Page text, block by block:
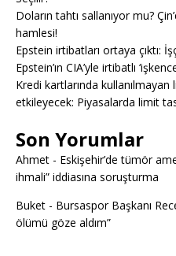
Doların tahtı sallanıyor mu?
hamlesi!
Epstein irtibatları ortaya çıktı:
Epstein’ın CIA’yle irtibatlı
Kredi kartlarında
etkileyecek: Piyasalarda limit
Son Yorumlar
Ahmet - Eskişehir’de tümör
ihmali” iddiasına soruşturma
Buket - Bursaspor Başkanı
ölümü göze aldım”